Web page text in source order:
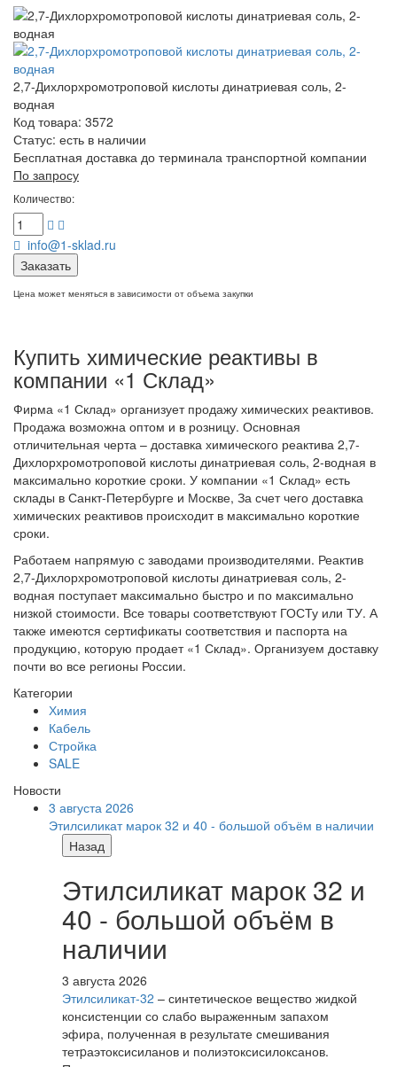
2,7-Дихлорхромотроповой кислоты динатриевая соль, 2-
водная
Код товара: 3572
Статус: есть в наличии
Бесплатная доставка до терминала транспортной компании
По запросу
Количество:
info@1-sklad.ru
Заказать
Цена может меняться в зависимости от объема закупки
Купить химические реактивы в
компании «1 Склад»
Фирма «1 Склад» организует продажу химических реактивов.
Продажа возможна оптом и в розницу. Основная
отличительная черта – доставка химического реактива 2,7-
Дихлорхромотроповой кислоты динатриевая соль, 2-водная в
максимально короткие сроки. У компании «1 Склад» есть
склады в Санкт-Петербурге и Москве, За счет чего доставка
химических реактивов происходит в максимально короткие
сроки.
Работаем напрямую с заводами производителями. Реактив
2,7-Дихлорхромотроповой кислоты динатриевая соль, 2-
водная поступает максимально быстро и по максимально
низкой стоимости. Все товары соответствуют ГОСТу или ТУ. А
также имеются сертификаты соответствия и паспорта на
продукцию, которую продает «1 Склад». Организуем доставку
почти во все регионы России.
Категории
Химия
Кабель
Стройка
SALE
Новости
3 августа 2026
Этилсиликат марок 32 и 40 - большой объём в наличии
Назад
Этилсиликат марок 32 и
40 - большой объём в
наличии
3 августа 2026
Этилсиликат-32 – синтетическое вещество жидкой
консистенции со слабо выраженным запахом
эфира, полученная в результате смешивания
тетpаэтоксисиланов и полиэтоксисилоксанов.